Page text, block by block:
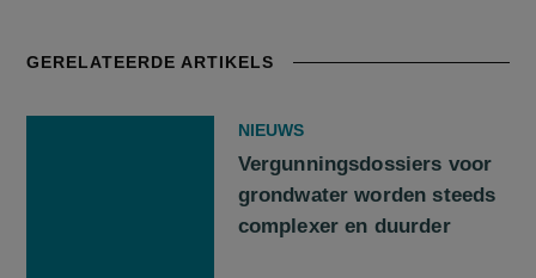
GERELATEERDE ARTIKELS
NIEUWS
Vergunningsdossiers voor
grondwater worden steeds
complexer en duurder